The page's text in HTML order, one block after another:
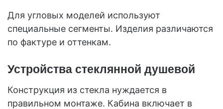
Для угловых моделей используют
специальные сегменты. Изделия различаются
по фактуре и оттенкам.
Устройства стеклянной душевой
Конструкция из стекла нуждается в
правильном монтаже. Кабина включает в